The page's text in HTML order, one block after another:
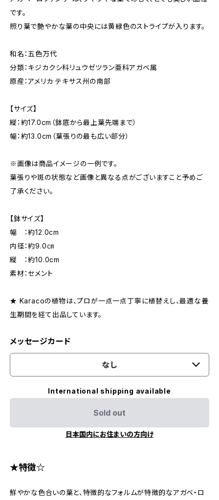
です。
照り葉で艶やかな葉の中央には黄緑色のストライプが入ります。
和名：五色万代
分類：キジカクシ科リュウゼツラン亜科アガベ属
原産：アメリカ テキサス州の南部
【サイズ】
縦：約17.0cm（鉢底から最上葉先端まで）
幅：約13.0cm（葉張りの最も広い部分）
※画像は商品イメージの一例です。
葉張りや斑の状態など画像と異なる点がございますこと予めご
了承ください。
【鉢サイズ】
幅 ：約12.0cm
内径：約9.0㎝
縦 ：約10.0cm
素材：セメント
★ Karacoの植物は、プロが一点一点丁寧に植替えし、最適な養
生期間を経て出品しています。
メッセージカード
なし
International shipping available
Sold out
日本国内にお住まいの方向け
★特徴☆
鮮やかな色合いの葉と、特徴的なフォルムが特徴的なアガベ・ロ